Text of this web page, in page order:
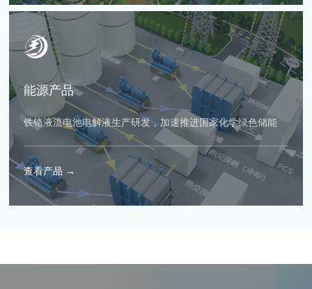
能源产品
铁铬液流电池电解液生产研发，加速推进国家化学绿色储能
查看产品 →